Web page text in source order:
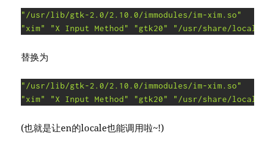
"/usr/lib/gtk-2.0/2.10.0/immodules/im-xim.so"
"xim"
"X Input Method" "gtk20" "/usr/share/locale"
替换为
"/usr/lib/gtk-2.0/2.10.0/immodules/im-xim.so"
"xim"
"X Input Method" "gtk20" "/usr/share/locale"
(也就是让en的locale也能调用啦~!)